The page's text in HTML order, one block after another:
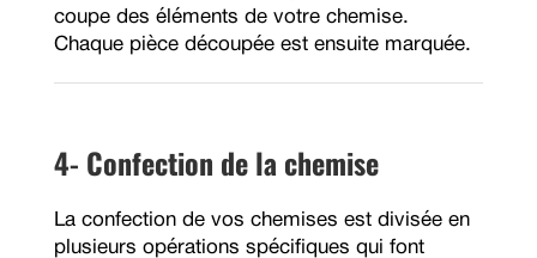
coupe des éléments de votre chemise.
Chaque pièce découpée est ensuite marquée.
4- Confection de la chemise
La confection de vos chemises est divisée en
plusieurs opérations spécifiques qui font